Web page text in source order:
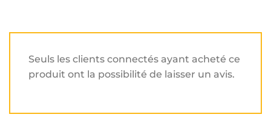
Seuls les clients connectés ayant acheté ce
produit ont la possibilité de laisser un avis.